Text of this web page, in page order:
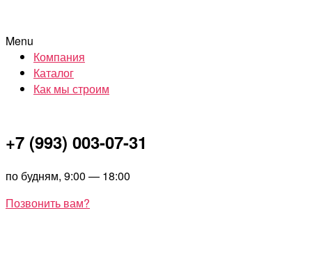
Menu
Компания
Каталог
Как мы строим
+7 (993) 003-07-31
по будням, 9:00 — 18:00
Позвонить вам?